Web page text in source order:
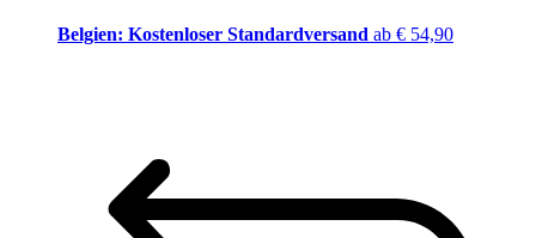
Belgien: Kostenloser Standardversand ab € 54,90